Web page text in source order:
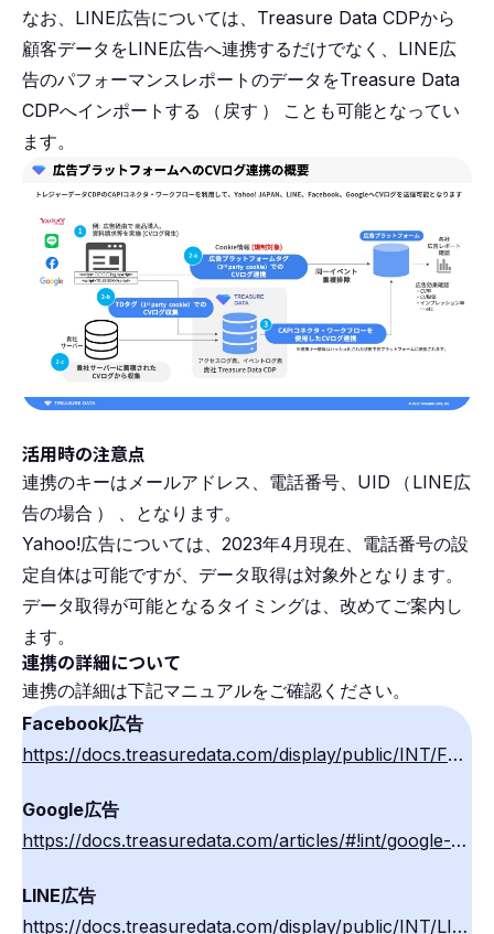
なお、LINE広告については、Treasure Data CDPから
顧客データをLINE広告へ連携するだけでなく、LINE広
告のパフォーマンスレポートのデータをTreasure Data
CDPへインポートする
（ 戻す ）
ことも可能となってい
ます。
活用時の注意点
連携のキーはメールアドレス、電話番号、UID （ LINE広
告の場合 ）
、となります。
Yahoo!広告については、2023年4月現在、電話番号の設
定自体は可能ですが、データ取得は対象外となります。
データ取得が可能となるタイミングは、改めてご案内し
ます。
連携の詳細について
連携の詳細は下記マニュアルをご確認ください。
Facebook広告
https://docs.treasuredata.com/display/public/INT/Facebook+Conversions+API+Export+Integration
Google広告
https://docs.treasuredata.com/articles/#!int/google-enhanced-conversion-via-google-ads-export-integration
LINE広告
https://docs.treasuredata.com/display/public/INT/LINE+Conversion+Export+Integration